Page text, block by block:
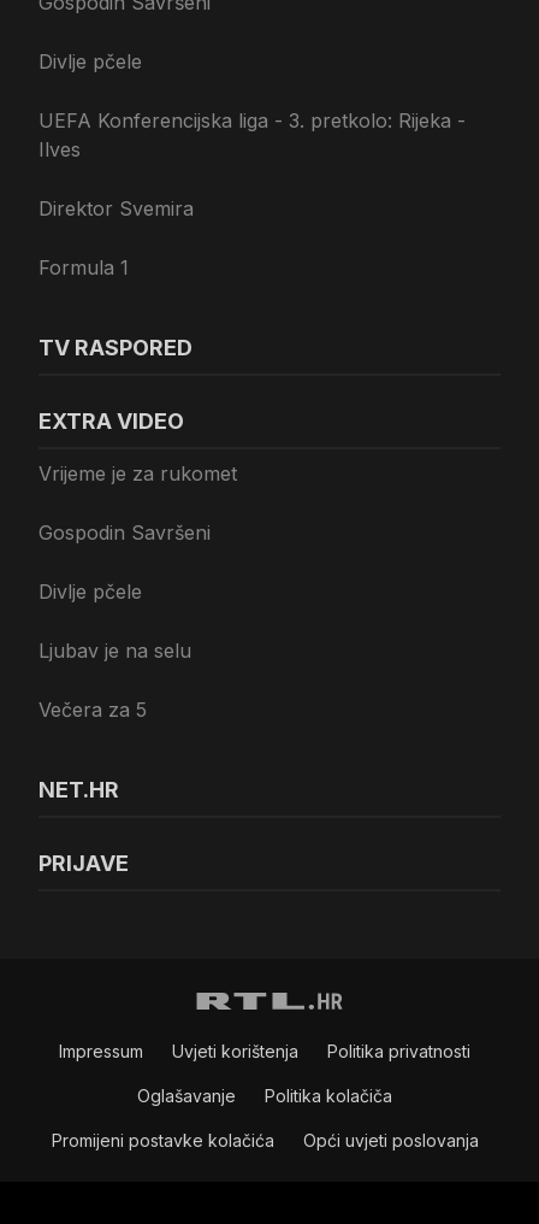
Divlje pčele
UEFA Konferencijska liga - 3. pretkolo: Rijeka -
Ilves
Direktor Svemira
Formula 1
TV RASPORED
EXTRA VIDEO
Vrijeme je za rukomet
Gospodin Savršeni
Divlje pčele
Ljubav je na selu
Večera za 5
NET.HR
PRIJAVE
Impressum Uvjeti korištenja Politika privatnosti
Oglašavanje Politika kolačiča
Promijeni postavke kolačića Opći uvjeti poslovanja